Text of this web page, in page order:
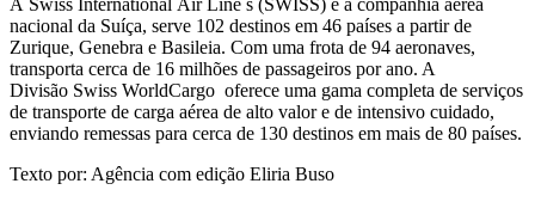
A Swiss International Air Line s (SWISS) é a companhia aérea
nacional da Suíça, serve 102 destinos em 46 países a partir de
Zurique, Genebra e Basileia. Com uma frota de 94 aeronaves,
transporta cerca de 16 milhões de passageiros por ano. A
Divisão Swiss WorldCargo oferece uma gama completa de serviços
de transporte de carga aérea de alto valor e de intensivo cuidado,
enviando remessas para cerca de 130 destinos em mais de 80 países.
Texto por: Agência com edição Eliria Buso